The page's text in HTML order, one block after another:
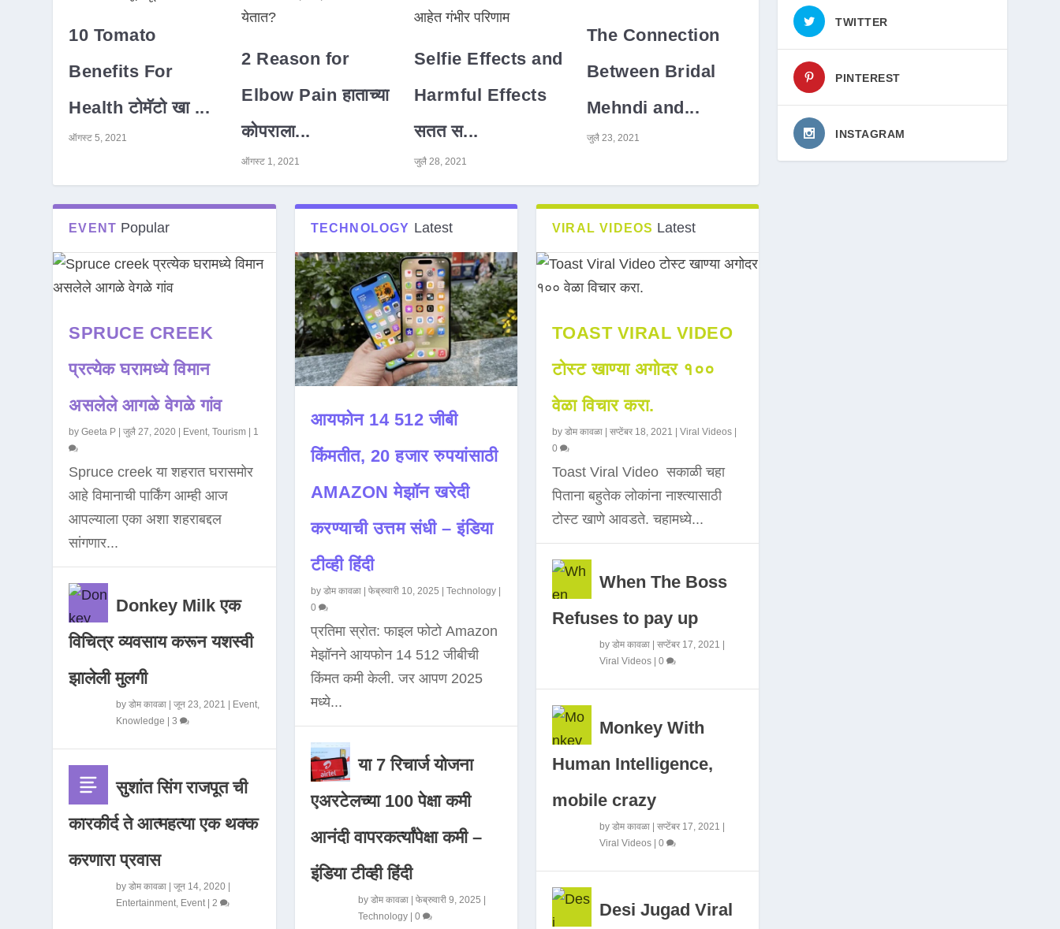
10 Tomato
Benefits For
Health टोमॅटो खा ...
ऑगस्ट 5, 2021
2 Reason for
Elbow Pain हाताच्या
कोपराला...
ऑगस्ट 1, 2021
Selfie Effects and
Harmful Effects
सतत स...
जुलै 28, 2021
The Connection
Between Bridal
Mehndi and...
जुलै 23, 2021
EVENT Popular
SPRUCE CREEK
प्रत्येक घरामध्ये विमान
असलेले आगळे वेगळे गांव
byGeeta P |जुलै 27, 2020 Event,Tourism 1
Spruce creek या शहरात घरासमोर
आहे विमानाची पार्किंग आम्ही आज
आपल्याला एका अशा शहराबद्दल
सांगणार...
Donkey Milk एक
विचित्र व्यवसाय करून यशस्वी
झालेली मुलगी
byडोम कावळा |जून 23, 2021 Event,
Knowledge |3
सुशांत सिंग राजपूत ची
कारकीर्द ते आत्महत्या एक थक्क
करणारा प्रवास
byडोम कावळा |जून 14, 2020
Entertainment, Event|2
TECHNOLOGY Latest
आयफोन 14 512 जीबी
किंमतीत, 20 हजार रुपयांसाठी
AMAZON मेझॉन खरेदी
करण्याची उत्तम संधी – इंडिया
टीव्ही हिंदी
by डोम कावळा| फेब्रुवारी 10, 2025 | Technology|
0
प्रतिमा स्रोत: फाइल फोटो Amazon
मेझॉनने आयफोन 14 512 जीबीची
किंमत कमी केली. जर आपण 2025
मध्ये...
या 7 रिचार्ज योजना
एअरटेलच्या 100 पेक्षा कमी
आनंदी वापरकर्त्यांपेक्षा कमी –
इंडिया टीव्ही हिंदी
by डोम कावळा| फेब्रुवारी 9, 2025 |
Technology| 0
VIRAL VIDEOS Latest
TOAST VIRAL VIDEO
टोस्ट खाण्या अगोदर १००
वेळा विचार करा.
by डोम कावळा| सप्टेंबर 18, 2021 Viral Videos|
0
Toast Viral Video सकाळी चहा
पिताना बहुतेक लोकांना नाश्त्यासाठी
टोस्ट खाणे आवडते. चहामध्ये...
When The Boss
Refuses to pay up
by डोम कावळा| सप्टेंबर 17, 2021
Viral Videos| 0
Monkey With
Human Intelligence,
mobile crazy
by डोम कावळा| सप्टेंबर 17, 2021
Viral Videos| 0
Desi Jugad Viral
TWITTER
PINTEREST
INSTAGRAM